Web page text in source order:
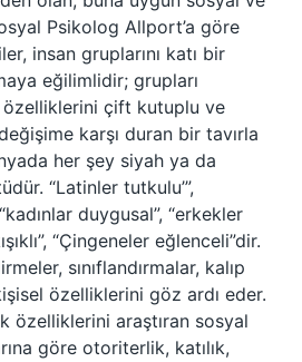
Psikolog Allport’a göre
insan gruplarını katı bir
eğilimlidir; grupları
çift kutuplu ve
karşı duran bir tavırla
her şey siyah ya da
“Latinler tutkulu’”,
duygusal”, “erkekler
“Çingeneler eğlenceli”dir.
sınıflandırmalar, kalıp
özelliklerini göz ardı eder.
özelliklerini araştıran sosyal
göre otoriterlik, katılık,